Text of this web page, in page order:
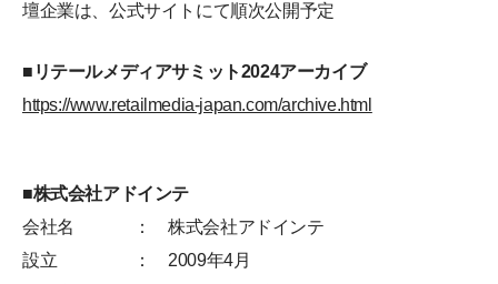
壇企業は、公式サイトにて順次公開予定
■リテールメディアサミット2024アーカイブ
https://www.retailmedia-japan.com/archive.html
■株式会社アドインテ
会社名
： 株式会社アドインテ
設立
： 2009年4月